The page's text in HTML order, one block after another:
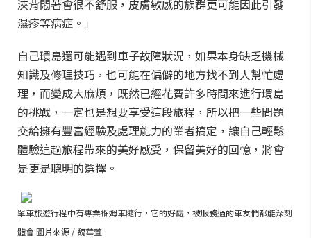
浹背悶著會很不舒服，皮膚敏感的族群更可能因此引發
濕疹等病症。」
自己環島還可能遇到車子故障狀況，如果本身缺乏機械
知識及修理技巧，也可能在偏僻的地方找不到人幫忙處
理，而變成大麻煩，既然已經花費許多時間來進行環島
的挑戰，一定也是想要享受這段旅程，所以把一些問題
交給擁有豐富經驗及處理能力的業者搞定，讓自己輕鬆
體驗這趟旅程帶來的美好感受，保留美好的回憶，將會
是更是聰明的選擇。
單車旅遊行程中有專業褓姆車隨行，它的好處，被服務過的車友們都能深刻
體會 圖片來源 / 魏華萱